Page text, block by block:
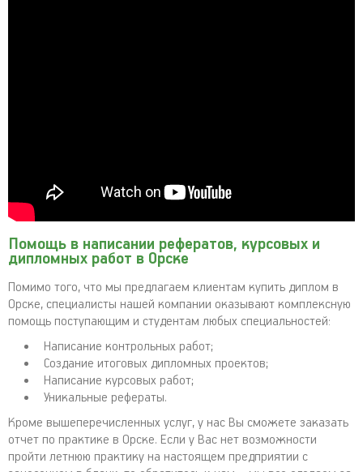
Помощь в написании рефератов, курсовых и
дипломных работ в Орске
Помимо того, что мы предлагаем клиентам купить диплом в
Орске, специалисты нашей компании оказывают комплексную
помощь поступающим и студентам любых специальностей:
Написание контрольных работ;
Создание итоговых дипломных проектов;
Написание курсовых работ;
Уникальные рефераты.
Кроме вышеперечисленных услуг, у нас Вы сможете заказать
отчет по практике в Орске. Если у Вас нет возможности
пройти летнюю практику на настоящем предприятии с